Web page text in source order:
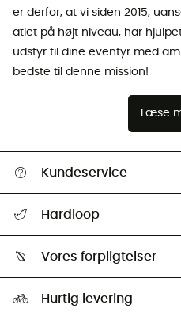
er derfor, at vi siden 2015,
atlet på højt niveau, har
udstyr til dine eventyr med
bedste til denne mission!
Læse
Kundeservice
Returnering & Tilbagebetaling
Hardloop
Our ambassadors
Vores forpligtelser
Second hand
Hurtig levering